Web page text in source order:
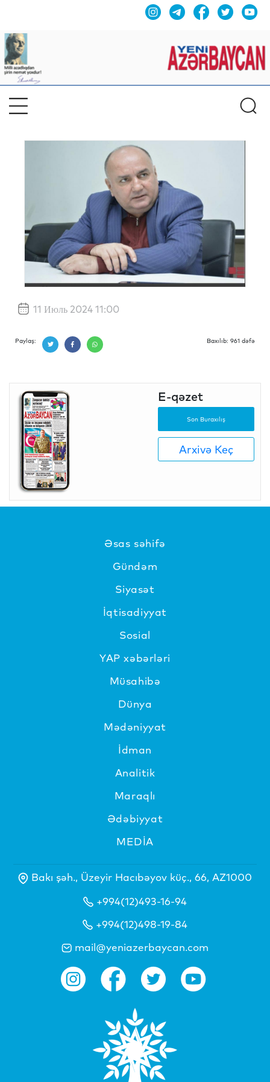
11 Июль 2024 11:00
Paylaş: Baxılıb: 961 dəfə
E-qəzet
Son Buraxılış
Arxivə Keç
Əsas səhifə
Gündəm
Siyasət
İqtisadiyyat
Sosial
YAP xəbərləri
Müsahibə
Dünya
Mədəniyyat
İdman
Analitik
Maraqlı
Ədəbiyyat
MEDİA
Bakı şəh., Üzeyir Hacıbəyov küç., 66, AZ1000
+994(12)493-16-94
+994(12)498-19-84
mail@yeniazerbaycan.com